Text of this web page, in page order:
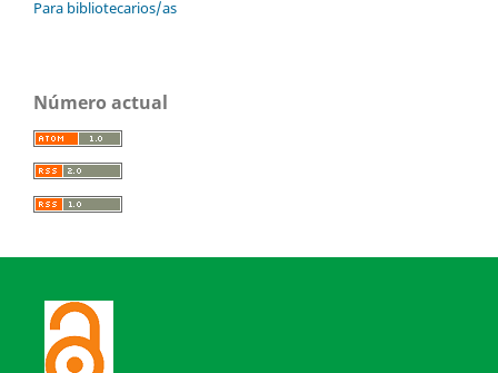
Para bibliotecarios/as
Número actual